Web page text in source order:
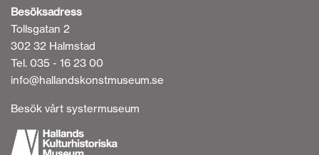
Besöksadress
Tollsgatan 2
302 32 Halmstad
Tel. 035 - 16 23 00
info@hallandskonstmuseum.se
Besök vårt systermuseum